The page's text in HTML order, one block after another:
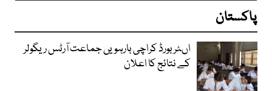
پاکستان
اںٹر بورڈ کراچی بارہویں جماعت آرٹس ریگولر
کے نتائج کا اعلان